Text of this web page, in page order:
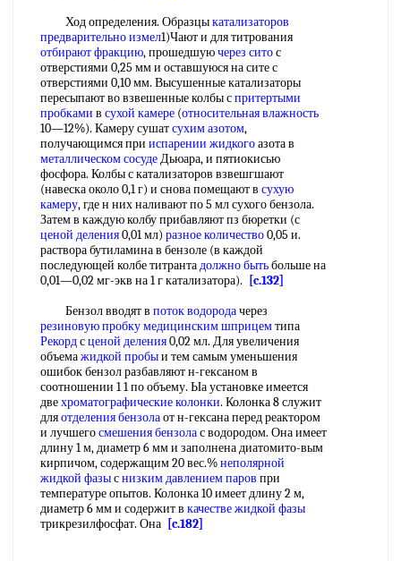
Ход определения. Образцыкатализаторов
предварительноизмел1)Чают и для титрования
отбирают фракцию, прошедшуючерез ситос
отверстиями 0,25 мм и оставшуюся на сите с
отверстиями 0,10 мм. Высушенные катализаторы
пересыпают во взвешенные колбы спритертыми
пробками в сухой камере (относительная влажность
10—12%). Камеру сушатсухим азотом,
получающимся при испарении жидкогоазота в
металлическом сосудеДьюара, и пятиокисью
фосфора. Колбы с катализаторов взвешгшают
(навеска около 0,1 г) и снова помещают в сухую
камеру, где н них наливают по 5 мл сухого бензола.
Затем в каждую колбу прибавляют пз бюретки (с
ценой деления0,01 мл) разное количество0,05 и.
раствора бутиламина в бензоле (в каждой
последующей колбе титрантадолжно бытьбольше на
0,01—0,02 мг-экв на 1 г катализатора).
[c.132]
Бензол вводят в поток водородачерез
резиновую пробкумедицинским шприцемтипа
Рекордсценой деления0,02 мл. Для увеличения
объемажидкой пробыи тем самым уменьшения
ошибок бензол разбавляют н-гексаном в
соотношении 1 1 по объему. Ыа установке имеется
двехроматографические колонки. Колонка 8 служит
дляотделения бензолаот н-гексана перед реактором
и лучшегосмешения бензолас водородом. Она имеет
длину 1 м, диаметр 6 мм и заполнена диатомито-вым
кирпичом, содержащим 20 вес.%неполярной
жидкой фазыснизким давлением паров при
температуре опытов. Колонка 10 имеет длину 2 м,
диаметр 6 мм и содержит в качестве жидкой фазы
трикрезилфосфат. Она [c.182]